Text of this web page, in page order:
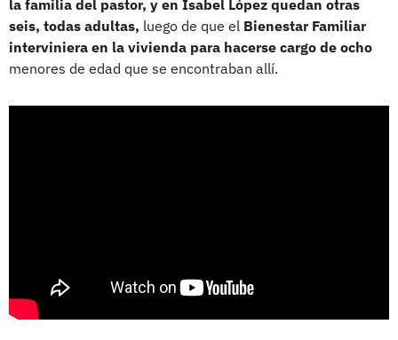
la familia del pastor, y en Isabel López quedan otras
seis, todas adultas, luego de que el Bienestar Familiar
interviniera en la vivienda para hacerse cargo de ocho
menores de edad que se encontraban allí.